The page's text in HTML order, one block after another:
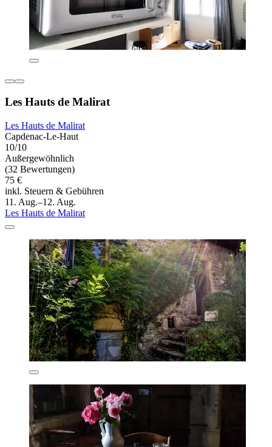
Les Hauts de Malirat
Les Hauts de Malirat
Capdenac-Le-Haut
10/10
Außergewöhnlich
(32 Bewertungen)
75 €
inkl. Steuern & Gebühren
11. Aug.–12. Aug.
Les Hauts de Malirat